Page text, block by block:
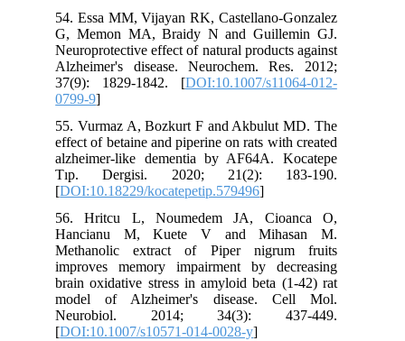
54. Essa MM, Vijayan RK, Castellano-Gonzalez
G, Memon MA, Braidy N and Guillemin GJ.
Neuroprotective effect of natural products against
Alzheimer's disease. Neurochem. Res. 2012;
37(9): 1829-1842. [DOI:10.1007/s11064-012-
0799-9
55. Vurmaz A, Bozkurt F and Akbulut MD. The
effect of betaine and piperine on rats with created
alzheimer-like dementia by AF64A. Kocatepe
Tıp. Dergisi. 2020; 21(2): 183-190.
[DOI:10.18229/kocatepetip.579496
56. Hritcu L, Noumedem JA, Cioanca O,
Hancianu M, Kuete V and Mihasan M.
Methanolic extract of Piper nigrum fruits
improves memory impairment by decreasing
brain oxidative stress in amyloid beta (1-42) rat
model of Alzheimer's disease. Cell Mol.
Neurobiol. 2014; 34(3): 437-449.
[DOI:10.1007/s10571-014-0028-y